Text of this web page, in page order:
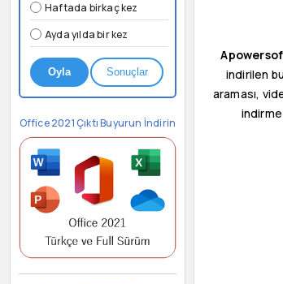
Haftada birkaç kez
Ayda yılda bir kez
Oyla Sonuçlar
Office 2021 Çıktı Buyurun İndirin
indirilen
araması,